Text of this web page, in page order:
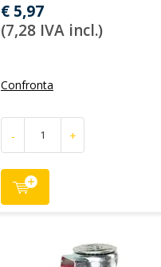
€ 5,97
(7,28 IVA incl.)
Confronta
- +